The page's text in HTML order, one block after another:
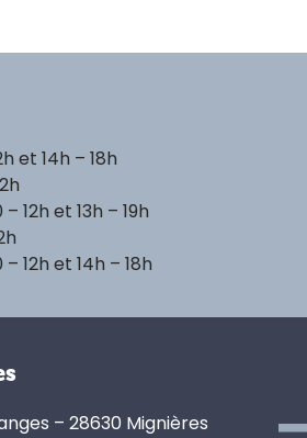
et 14h – 18h
12h et 13h – 19h
12h et 14h – 18h
– 28630 Mignières